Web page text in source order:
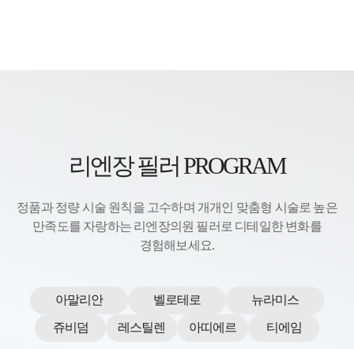
리엔장 필러 PROGRAM
정품과 정량 시술 원칙을 고수하며 개개인 맞춤형 시술로 높은
만족도를 자랑하는 리엔장의원 필러로 디테일한 변화를
경험해보세요.
아말리안 벨로테로 뉴라미스
쥬비덤 레스틸렌 아띠에르 티에임